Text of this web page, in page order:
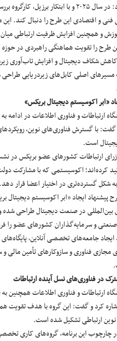
شیخی افزود: در سال ۲۰۲۵ و با ابتکار
و اقتصادی این طرح را دنبال کند.
و همچنین افزایش ظرفیت ارتباطی
را تقویت هماهنگی راهبردی در حوزه
کاهش شکاف دیجیتال و افزایش تاب‌آوری
مسیرهای اصلی کابل‌های زیردریایی
«ابر اکوسیستم دیجیتال بریکس»
ارتباطات و فناوری اطلاعات در
گفت: با گسترش فناوری‌های نوین،
است.
ارتباطات کشورهای عضو بریکس در
کرده‌اند؛ اکوسیستمی که با مشارکت
شکل گسترده‌تری در اختیار اعضا قرار دهد.
پیشنهاد ایجاد «ابر اکوسیستم دیجیتال
در صنعت دیجیتال طراحی شده
و سرمایه‌گذاران کشورهای عضو را
ایجاد جامعه‌های تخصصی آنلاین،
مجازی فناوری و سازوکارهای تأمین
در فناوری‌های نسل آینده ارتباطات
ارتباطات و فناوری اطلاعات همچنین
۲۰۲۶ اشاره کرد و گفت: این گروه با هدف
ارتباطی تشکیل شده است.
چارچوب این برنامه، گروه‌های کاری